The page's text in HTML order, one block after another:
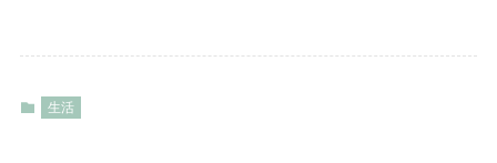
生活